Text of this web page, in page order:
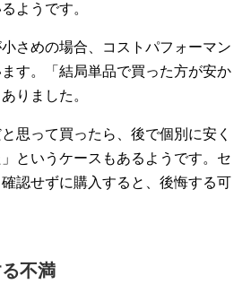
ようです。
さめの場合、コストパフォーマン
す。「結局単品で買った方が安か
りました。
思って買ったら、後で個別に安く
というケースもあるようです。セ
認せずに購入すると、後悔する可
不満